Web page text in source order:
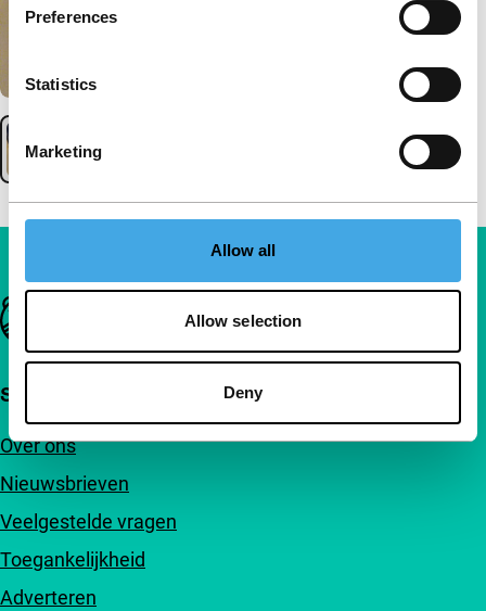
Preferences
Statistics
Marketing
Allow all
Allow selection
Deny
Belangrijke links
Snel naar
Over ons
Nieuwsbrieven
Veelgestelde vragen
Toegankelijkheid
Adverteren